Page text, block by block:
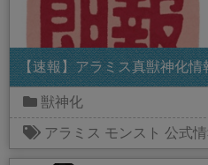
【速報】アラミス真獣神化
獣神化
アラミス モンスト 公式